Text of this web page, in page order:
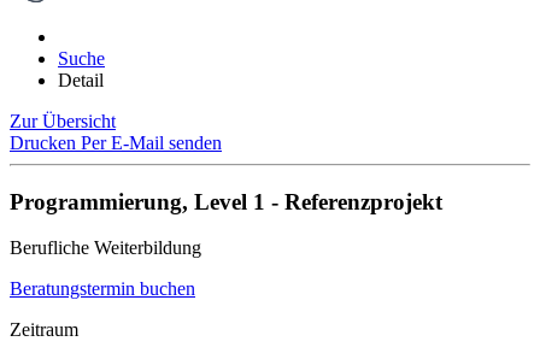
Suche
Detail
Zur Übersicht
Drucken Per E-Mail senden
Programmierung, Level 1 - Referenzprojekt
Berufliche Weiterbildung
Beratungstermin buchen
Zeitraum